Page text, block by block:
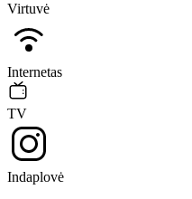
Virtuvė
Internetas
TV
Indaplovė